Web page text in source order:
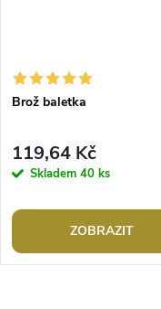
Brož baletka
119,64 Kč
Skladem 40 ks
ZOBRAZIT